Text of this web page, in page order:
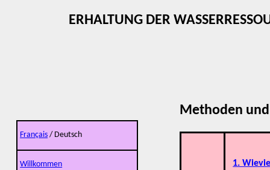
ERHALTUNG DER
Français / Deutsch
Willkommen
Methoden
1.